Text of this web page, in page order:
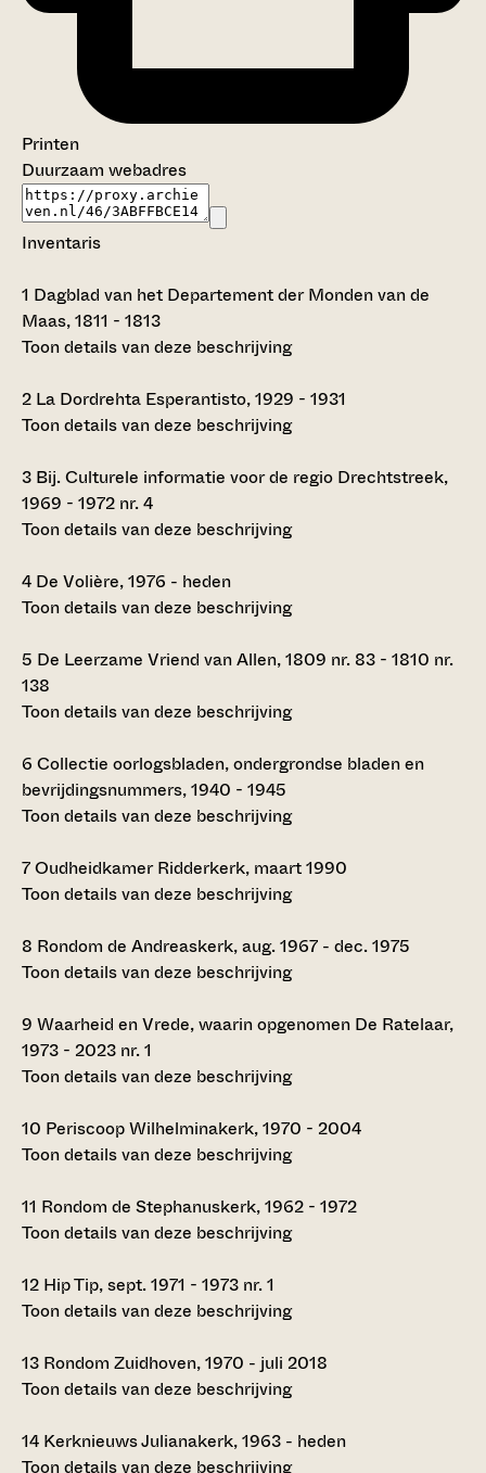
Printen
Duurzaam webadres
Inventaris
1 Dagblad van het Departement der Monden van de
Maas, 1811 - 1813
Toon details van deze beschrijving
2 La Dordrehta Esperantisto, 1929 - 1931
Toon details van deze beschrijving
3 Bij. Culturele informatie voor de regio Drechtstreek,
1969 - 1972 nr. 4
Toon details van deze beschrijving
4 De Volière, 1976 - heden
Toon details van deze beschrijving
5 De Leerzame Vriend van Allen, 1809 nr. 83 - 1810 nr.
138
Toon details van deze beschrijving
6 Collectie oorlogsbladen, ondergrondse bladen en
bevrijdingsnummers, 1940 - 1945
Toon details van deze beschrijving
7Oudheidkamer Ridderkerk, maart 1990
Toon details van deze beschrijving
8 Rondom de Andreaskerk, aug. 1967 - dec. 1975
Toon details van deze beschrijving
9 Waarheid en Vrede, waarin opgenomen De Ratelaar,
1973 - 2023 nr. 1
Toon details van deze beschrijving
10 Periscoop Wilhelminakerk, 1970 - 2004
Toon details van deze beschrijving
11 Rondom de Stephanuskerk, 1962 - 1972
Toon details van deze beschrijving
12 Hip Tip, sept. 1971 - 1973 nr. 1
Toon details van deze beschrijving
13 Rondom Zuidhoven, 1970 - juli 2018
Toon details van deze beschrijving
14 Kerknieuws Julianakerk, 1963 - heden
Toon details van deze beschrijving